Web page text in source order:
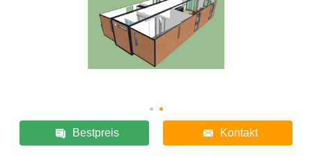
Bestpreis Kontakt